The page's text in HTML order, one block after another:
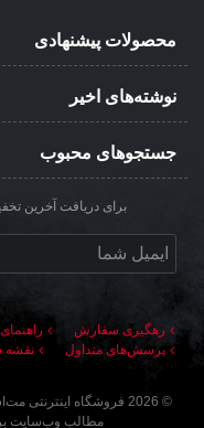
محصولات پیشنهادی
نوشته‌های اخیر
جستجوهای محبوب
برای دریافت آخرین
رهگیری سفارش
پرسش‌های متداول
نقشه
©
2026 فروشگاه اینترنتی
مطالب وب‌سایت